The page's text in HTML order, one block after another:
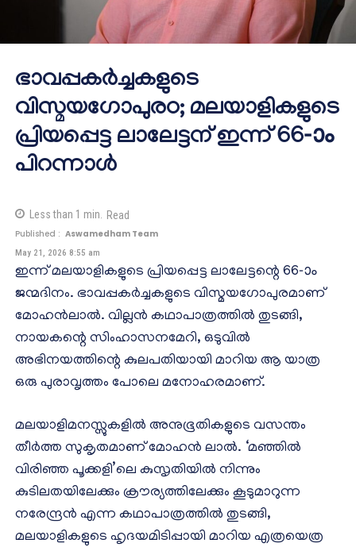
ഭാവപ്പകര്‍ച്ചകളുടെ
വിസ്മയഗോപുരo; മലയാളികളുടെ
പ്രിയപ്പെട്ട ലാലേട്ടന് ഇന്ന് 66-ാം
പിറന്നാള്‍
Less than 1 min. Read
Published : Aswamedham Team
May 21, 2026 8:55 am
ഇന്ന് മലയാളികളുടെ പ്രിയപ്പെട്ട ലാലേട്ടന്റെ 66-ാം
ജന്മദിനം. ഭാവപ്പകര്‍ച്ചകളുടെ വിസ്മയഗോപുരമാണ്
മോഹന്‍ലാല്‍. വില്ലന്‍ കഥാപാത്രത്തില്‍ തുടങ്ങി,
നായകന്റെ സിംഹാസനമേറി, ഒടുവില്‍
അഭിനയത്തിന്റെ കുലപതിയായി മാറിയ ആ യാത്ര
ഒരു പുരാവൃത്തം പോലെ മനോഹരമാണ്.
മലയാളിമനസ്സുകളില്‍ അനുഭൂതികളുടെ വസന്തം
തീര്‍ത്ത സുകൃതമാണ് മോഹന്‍ ലാല്‍. ‘മഞ്ഞില്‍
വിരിഞ്ഞ പൂക്കളി’ലെ കുസൃതിയില്‍ നിന്നും
കുടിലതയിലേക്കും ക്രൗര്യത്തിലേക്കും കൂടുമാറുന്ന
നരേന്ദ്രന്‍ എന്ന കഥാപാത്രത്തില്‍ തുടങ്ങി,
മലയാളികളുടെ ഹൃദയമിടിപ്പായി മാറിയ എത്രയെത്ര